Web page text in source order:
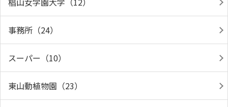
事務所（24）
スーパー（10）
東山動植物園（23）